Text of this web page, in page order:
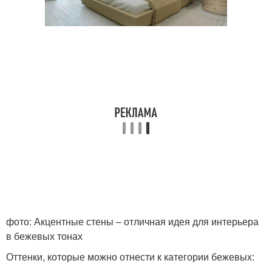
фото: Акцентные стены – отличная идея для интерьера
в бежевых тонах
Оттенки, которые можно отнести к категории бежевых: